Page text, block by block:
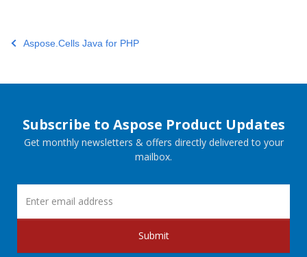
Aspose.Cells Java for PHP
Subscribe to Aspose Product Updates
Get monthly newsletters & offers directly delivered to your
mailbox.
Submit